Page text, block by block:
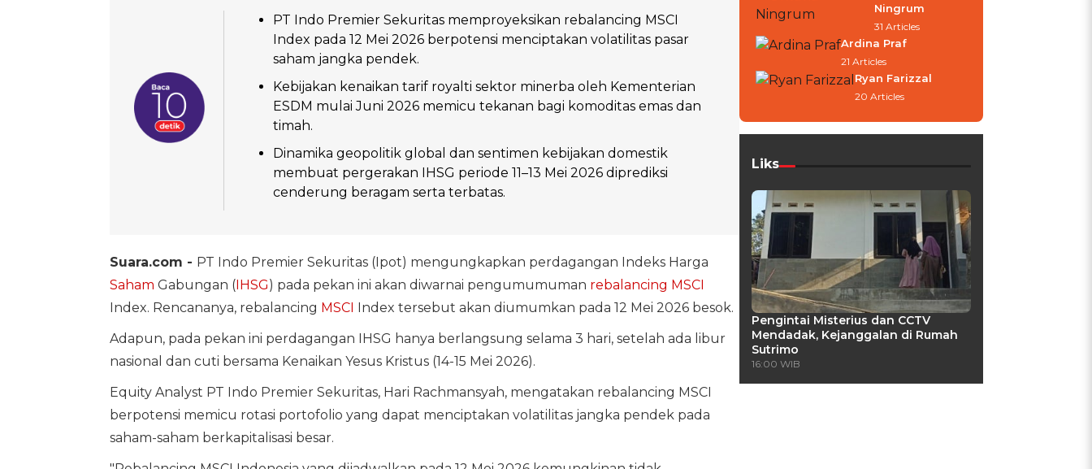
PT Indo Premier Sekuritas memproyeksikan rebalancing MSCI
Index pada 12 Mei 2026 berpotensi menciptakan volatilitas pasar
saham jangka pendek.
Kebijakan kenaikan tarif royalti sektor minerba oleh Kementerian
ESDM mulai Juni 2026 memicu tekanan bagi komoditas emas dan
timah.
Dinamika geopolitik global dan sentimen kebijakan domestik
membuat pergerakan IHSG periode 11–13 Mei 2026 diprediksi
cenderung beragam serta terbatas.
Suara.com - PT Indo Premier Sekuritas (Ipot) mengungkapkan perdagangan Indeks Harga
Saham Gabungan (IHSG) pada pekan ini akan diwarnai pengumumuman rebalancing MSCI
Index. Rencananya, rebalancing MSCI Index tersebut akan diumumkan pada 12 Mei 2026 besok.
Adapun, pada pekan ini perdagangan IHSG hanya berlangsung selama 3 hari, setelah ada libur
nasional dan cuti bersama Kenaikan Yesus Kristus (14-15 Mei 2026).
Equity Analyst PT Indo Premier Sekuritas, Hari Rachmansyah, mengatakan rebalancing MSCI
berpotensi memicu rotasi portofolio yang dapat menciptakan volatilitas jangka pendek pada
saham-saham berkapitalisasi besar.
Ningrum
31 Articles
Ardina Praf
21 Articles
Ryan Farizzal
20 Articles
Liks
Pengintai Misterius dan CCTV
Mendadak, Kejanggalan di Rumah
Sutrimo
16:00 WIB